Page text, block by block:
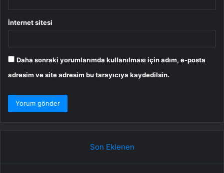
İnternet sitesi
Daha sonraki yorumlarımda kullanılması için adım, e-posta
adresim ve site adresim bu tarayıcıya kaydedilsin.
Son Eklenen